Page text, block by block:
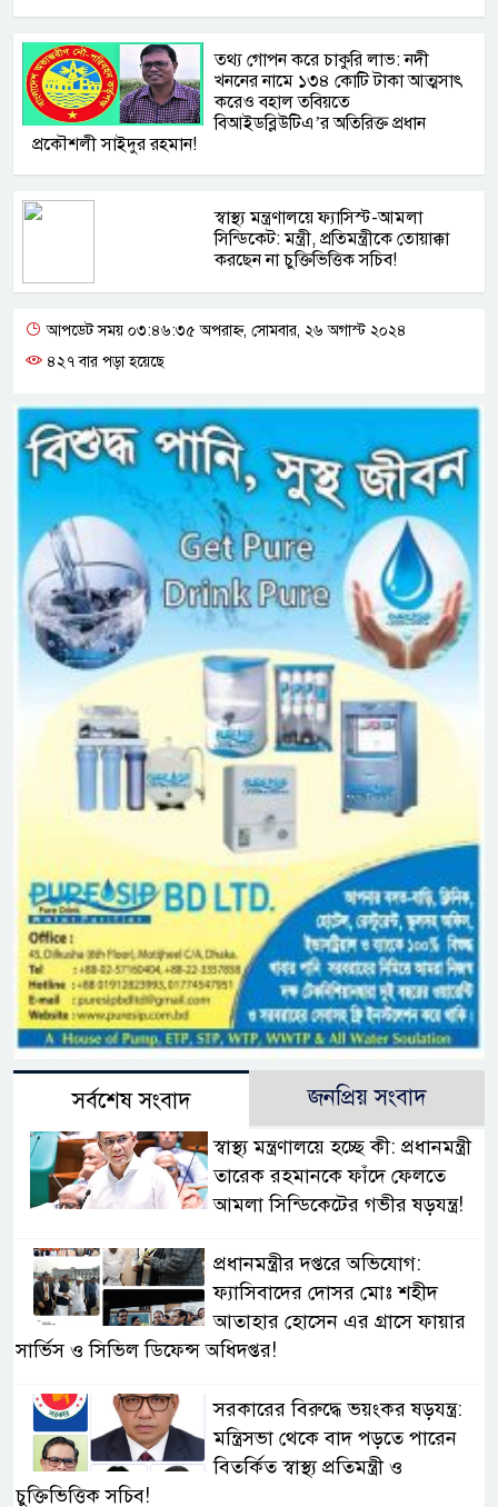
তথ্য গোপন করে চাকুরি লাভ: নদী
খননের নামে ১৩৪ কোটি টাকা আত্মসাৎ
করেও বহাল তবিয়তে
বিআইডব্লিউটিএ’র অতিরিক্ত প্রধান
প্রকৌশলী সাইদুর রহমান!
স্বাস্থ্য মন্ত্রণালয়ে ফ্যাসিস্ট-আমলা
সিন্ডিকেট: মন্ত্রী, প্রতিমন্ত্রীকে তোয়াক্কা
করছেন না চুক্তিভিত্তিক সচিব!
আপডেট সময় ০৩:৪৬:৩৫ অপরাহ্ন, সোমবার, ২৬ অগাস্ট ২০২৪
৪২৭ বার পড়া হয়েছে
সর্বশেষ সংবাদ জনপ্রিয় সংবাদ
স্বাস্থ্য মন্ত্রণালয়ে হচ্ছে কী: প্রধানমন্ত্রী
তারেক রহমানকে ফাঁদে ফেলতে
আমলা সিন্ডিকেটের গভীর ষড়যন্ত্র!
প্রধানমন্ত্রীর দপ্তরে অভিযোগ:
ফ্যাসিবাদের দোসর মোঃ শহীদ
আতাহার হোসেন এর গ্রাসে ফায়ার
সার্ভিস ও সিভিল ডিফেন্স অধিদপ্তর!
সরকারের বিরুদ্ধে ভয়ংকর ষড়যন্ত্র:
মন্ত্রিসভা থেকে বাদ পড়তে পারেন
বিতর্কিত স্বাস্থ্য প্রতিমন্ত্রী ও
চুক্তিভিত্তিক সচিব!